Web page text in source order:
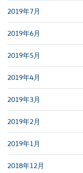
2019年7月
2019年6月
2019年5月
2019年4月
2019年3月
2019年2月
2019年1月
2018年12月